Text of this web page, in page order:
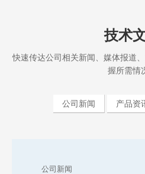
技术
快速传达公司相关新闻、媒体报道
握所需情
公司新闻 产品资
公司新闻